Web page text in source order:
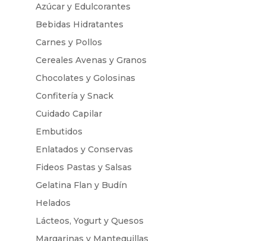
Azúcar y Edulcorantes
Bebidas Hidratantes
Carnes y Pollos
Cereales Avenas y Granos
Chocolates y Golosinas
Confitería y Snack
Cuidado Capilar
Embutidos
Enlatados y Conservas
Fideos Pastas y Salsas
Gelatina Flan y Budín
Helados
Lácteos, Yogurt y Quesos
Margarinas y Mantequillas